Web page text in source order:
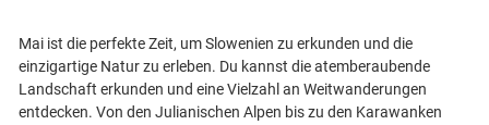
Mai ist die perfekte Zeit, um Slowenien zu erkunden und die
einzigartige Natur zu erleben. Du kannst die atemberaubende
Landschaft erkunden und eine Vielzahl an Weitwanderungen
entdecken. Von den Julianischen Alpen bis zu den Karawanken